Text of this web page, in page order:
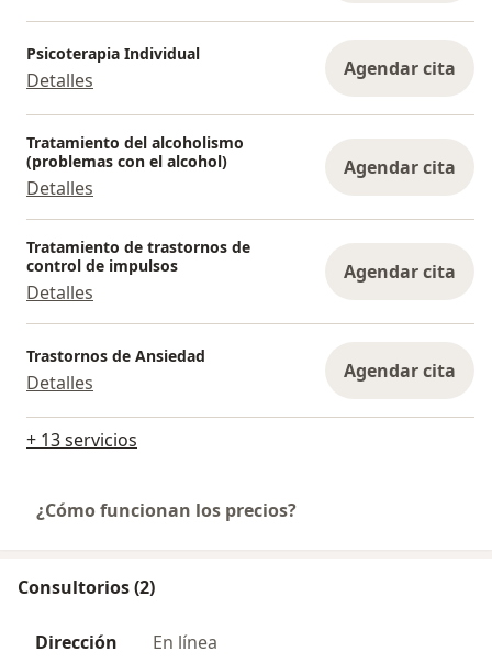
Psicoterapia Individual
Detalles Agendar cita
Tratamiento del alcoholismo
(problemas con el alcohol)
Detalles
Agendar cita
Tratamiento de trastornos de
control de impulsos
Detalles
Agendar cita
Trastornos de Ansiedad
Detalles Agendar cita
+ 13 servicios
¿Cómo funcionan los precios?
Consultorios (2)
Dirección En línea